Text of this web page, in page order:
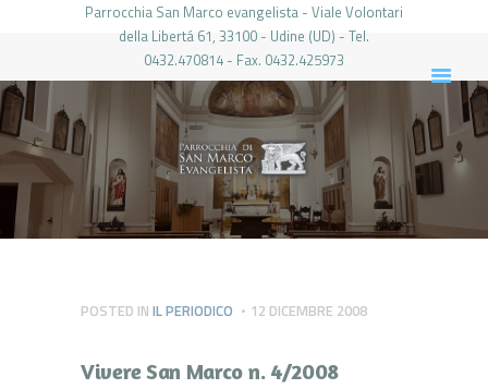
Parrocchia San Marco evangelista - Viale Volontari
della Libertá 61, 33100 - Udine (UD) - Tel.
0432.470814 - Fax. 0432.425973
PARROCCHIA DI SAN MARCO UDINE
HOME
LA PARROCCHIA
IL PARROCO
LE ATTIVITÀ
PIERABECH
CONTATTI
POSTED IN IL PERIODICO 12 DICEMBRE 2008
Vivere San Marco n. 4/2008